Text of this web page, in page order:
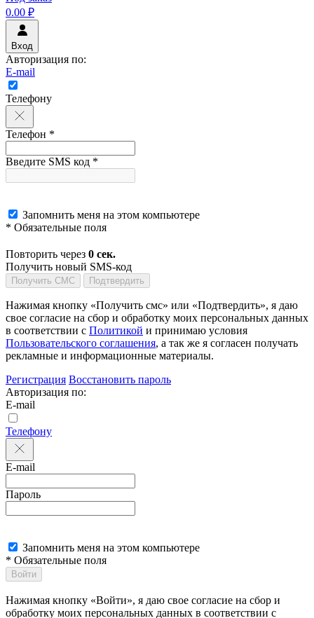
0.00 ₽
Вход
Авторизация по:
E-mail
Телефону
Телефон *
Введите SMS код *
Запомнить меня на этом компьютере
* Обязательные поля
Повторить через 0 сек.
Получить новый SMS-код
Получить СМС Подтвердить
Нажимая кнопку «Получить смс» или «Подтвердить», я даю
свое согласие на сбор и обработку моих персональных данных
в соответствии с Политикой и принимаю условия
Пользовательского соглашения, а так же я согласен получать
рекламные и информационные материалы.
Регистрация Восстановить пароль
Авторизация по:
E-mail
Телефону
E-mail
Пароль
Запомнить меня на этом компьютере
* Обязательные поля
Войти
Нажимая кнопку «Войти», я даю свое согласие на сбор и
обработку моих персональных данных в соответствии с